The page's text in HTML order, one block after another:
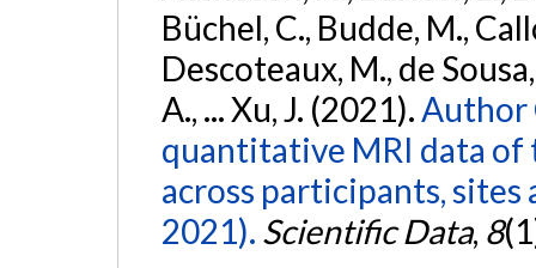
Büchel, C., Budde, M.,
Descoteaux, M., de
A., ... Xu, J. (2021).Author
quantitative MRI data
across participants, sites
2021). Scientific Data, 8